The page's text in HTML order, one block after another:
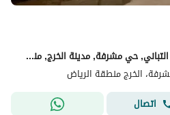
فيلا للبيع في شارع محمد العربي التباني, حي مشرفة, مدينة الخرج, منطقة الرياض
الخرج منطقة الرياض
اتصال